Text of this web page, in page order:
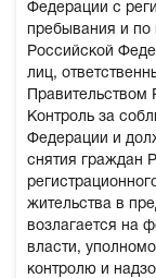
Федерации с
пребывания и по
Российской
лиц,
Правительством
Контроль за
Федерации и
снятия граждан
жительства в
возлагается на
власти,
контролю и